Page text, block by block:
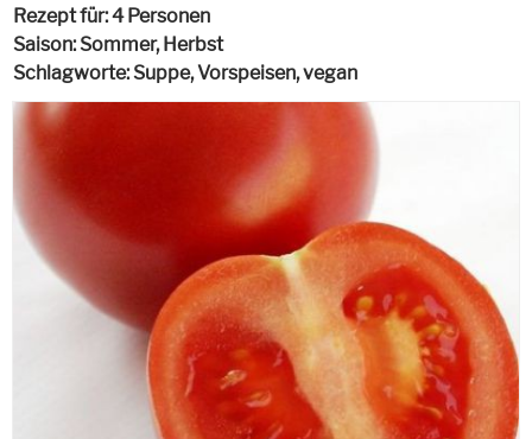
Rezept für 4 Personen
Saison Sommer, Herbst
Schlagworte Suppe, Vorspeisen,vegan